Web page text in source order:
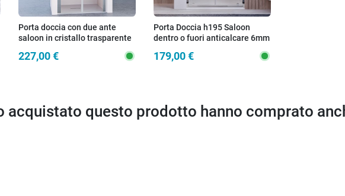
Porta doccia con due ante
saloon in cristallo trasparente
227,00 €
Porta Doccia h195 Saloon
dentro o fuori anticalcare 6mm
179,00 €
acquistato questo prodotto hanno comprato